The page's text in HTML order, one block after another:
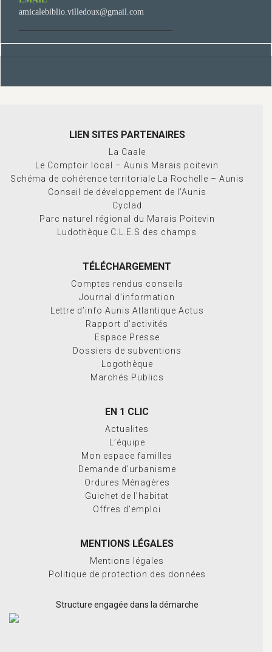
amicalebiblio.villedoux@gmail.com
LIEN SITES PARTENAIRES
La Caale
Le Comptoir local – Aunis Marais poitevin
Schéma de cohérence territoriale La Rochelle – Aunis
Conseil de développement de l’Aunis
Cyclad
Parc naturel régional du Marais Poitevin
Ludothèque C.L.E.S des champs
TÉLÉCHARGEMENT
Comptes rendus conseils
Journal d’information
Lettre d’info Aunis Atlantique Actus
Rapport d’activités
Espace Presse
Dossiers de subventions
Logothèque
Marchés Publics
EN 1 CLIC
Actualites
L’équipe
Mon espace familles
Demande d’urbanisme
Ordures Ménagères
Guichet de l’habitat
Offres d’emploi
MENTIONS LÉGALES
Mentions légales
Politique de protection des données
Structure engagée dans la démarche